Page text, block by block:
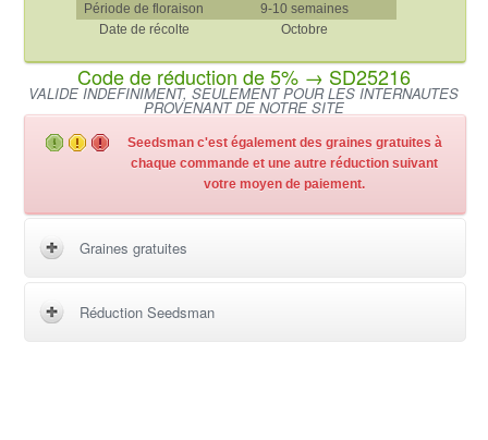
Période de floraison
9-10 semaines
Date de récolte
Octobre
Code de réduction de 5% → SD25216
VALIDE INDEFINIMENT, SEULEMENT POUR LES INTERNAUTES
PROVENANT DE NOTRE SITE
Seedsman c'est également des graines gratuites à
chaque commande et une autre réduction suivant
votre moyen de paiement.
Graines gratuites
Réduction Seedsman